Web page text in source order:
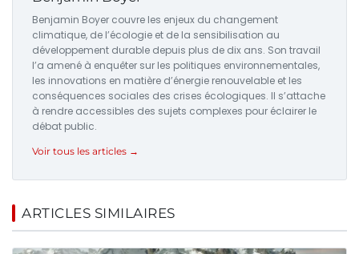
Benjamin Boyer couvre les enjeux du changement
climatique, de l’écologie et de la sensibilisation au
développement durable depuis plus de dix ans. Son travail
l’a amené à enquêter sur les politiques environnementales,
les innovations en matière d’énergie renouvelable et les
conséquences sociales des crises écologiques. Il s’attache
à rendre accessibles des sujets complexes pour éclairer le
débat public.
Voir tous les articles →
ARTICLES SIMILAIRES